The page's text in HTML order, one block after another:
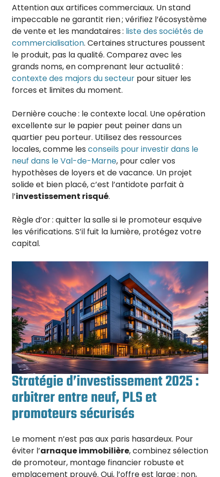
Attention aux artifices commerciaux. Un stand
impeccable ne garantit rien ; vérifiez l’écosystème
de vente et les mandataires : liste des sociétés de
commercialisation. Certaines structures poussent
le produit, pas la qualité. Comparez avec les
grands noms, en comprenant leur actualité :
contexte des majors du secteur pour situer les
forces et limites du moment.
Dernière couche : le contexte local. Une opération
excellente sur le papier peut peiner dans un
quartier peu porteur. Utilisez des ressources
locales, comme les conseils pour investir dans le
neuf dans le Val-de-Marne, pour caler vos
hypothèses de loyers et de vacance. Un projet
solide et bien placé, c’est l’antidote parfait à
l’investissement risqué.
Règle d’or : quitter la salle si le promoteur esquive
les vérifications. S’il fuit la lumière, protégez votre
capital.
Stratégie d’investissement 2025 :
arbitrer entre neuf, PLS et
promoteurs sécurisés
Le moment n’est pas aux paris hasardeux. Pour
éviter l’arnaque immobilière, combinez sélection
de promoteur, montage financier robuste et
emplacement prouvé. Oui, l’offre est large ; non,